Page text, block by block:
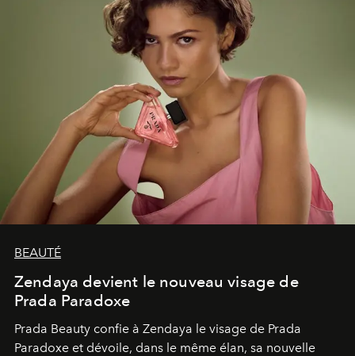
BEAUTÉ
Zendaya devient le nouveau visage de
Prada Paradoxe
Prada Beauty confie à Zendaya le visage de Prada
Paradoxe et dévoile, dans le même élan, sa nouvelle